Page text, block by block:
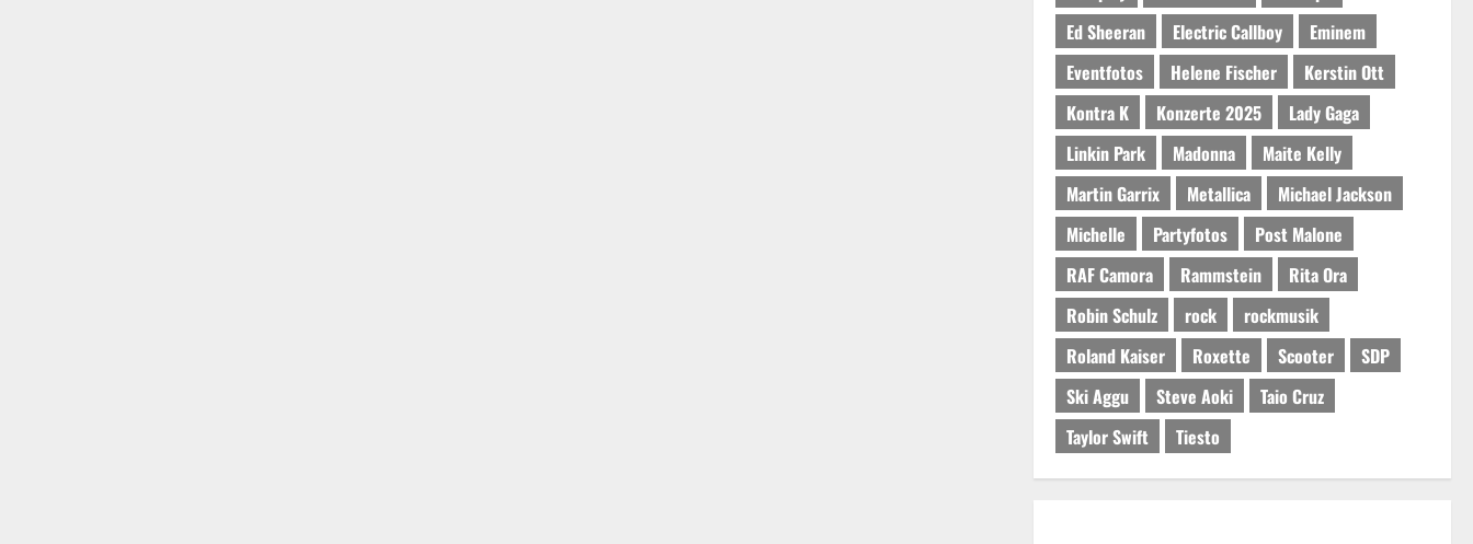
Ed Sheeran
Electric Callboy
Eminem
Eventfotos
Helene Fischer
Kerstin Ott
Kontra K
Konzerte 2025
Lady Gaga
Linkin Park
Madonna
Maite Kelly
Martin Garrix
Metallica
Michael Jackson
Michelle
Partyfotos
Post Malone
RAF Camora
Rammstein
Rita Ora
Robin Schulz
rock
rockmusik
Roland Kaiser
Roxette Scooter
SDP
Ski Aggu
Steve Aoki
Taio Cruz
Taylor Swift
Tiesto